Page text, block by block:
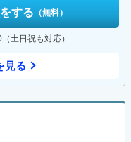
する （無料）
土日祝も対応）
見る